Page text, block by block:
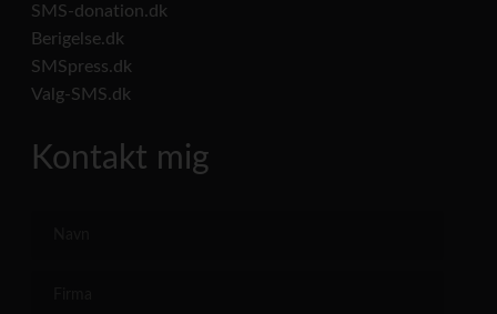
SMS-donation.dk
Berigelse.dk
SMSpress.dk
Valg-SMS.dk
Kontakt mig